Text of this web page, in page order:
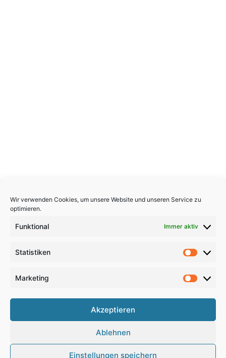
Wir verwenden Cookies, um unsere Website und unseren Service zu
optimieren.
Funktional Immer aktiv
Statistiken
Marketing
Akzeptieren
Ablehnen
Einstellungen speichern
Copyright 2026, All Rights Reserved
Haftungsausschluss